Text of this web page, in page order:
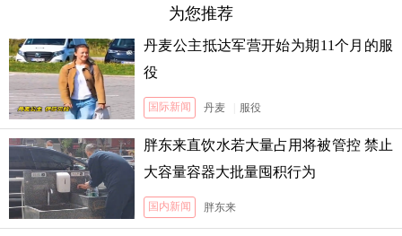
为您推荐
丹麦公主抵达军营开始为期11个月的服
役
国际新闻 丹麦 服役
胖东来直饮水若大量占用将被管控 禁止
大容量容器大批量囤积行为
国内新闻 胖东来